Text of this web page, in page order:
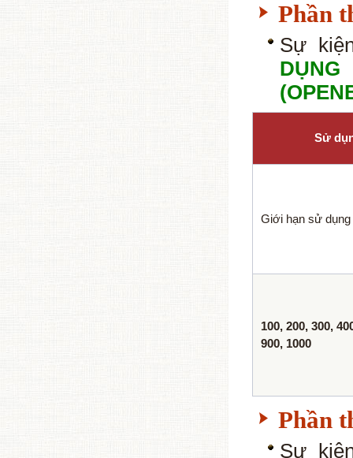
Phần
Sự
Sử
Giới hạn sử dụng
100, 200, 300,
900, 1000
Phần
Sự